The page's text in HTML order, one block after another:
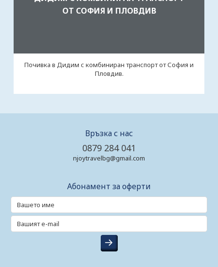
ОТ СОФИЯ И ПЛОВДИВ
Почивка в Дидим с комбиниран транспорт от София и
Пловдив.
Връзка с нас
0879 284 041
njoytravelbg@gmail.com
Абонамент за оферти